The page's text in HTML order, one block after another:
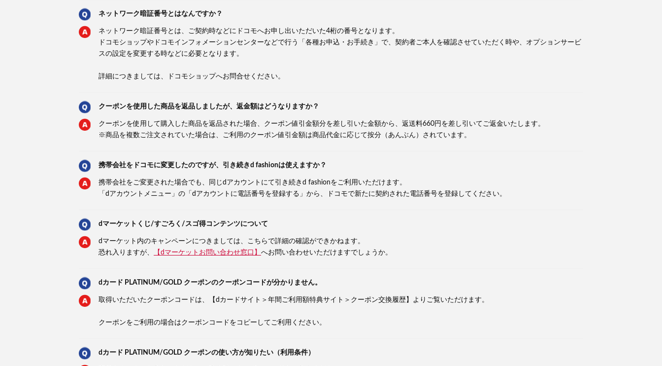
ネットワーク暗証番号とはなんですか？
ネットワーク暗証番号とは、ご契約時などにドコモへお申し出いただいた4桁の番号となります。
ドコモショップやドコモインフォメーションセンターなどで行う「各種お申込・お手続き」で、契約者ご本人を確認させていただく時や、オプションサービ
スの設定を変更する時などに必要となります。
詳細につきましては、ドコモショップへお問合せください。
クーポンを使用した商品を返品しましたが、返金額はどうなりますか？
クーポンを使用して購入した商品を返品された場合、クーポン値引金額分を差し引いた金額から、返送料660円を差し引いてご返金いたします。
※商品を複数ご注文されていた場合は、ご利用のクーポン値引金額は商品代金に応じて按分（あんぶん）されています。
携帯会社をドコモに変更したのですが、引き続きd fashionは使えますか？
携帯会社をご変更された場合でも、同じdアカウントにて引き続きd fashionをご利用いただけます。
「dアカウントメニュー」の「dアカウントに電話番号を登録する」から、ドコモで新たに契約された電話番号を登録してください。
dマーケットくじ/すごろく/スゴ得コンテンツについて
dマーケット内のキャンペーンにつきましては、こちらで詳細の確認ができかねます。
恐れ入りますが、
【dマーケットお問い合わせ窓口】 へお問い合わせいただけますでしょうか。
dカード PLATINUM/GOLD クーポンのクーポンコードが分かりません。
取得いただいたクーポンコードは、【dカードサイト＞年間ご利用額特典サイト＞クーポン交換履歴】よりご覧いただけます。
クーポンをご利用の場合はクーポンコードをコピーしてご利用ください。
dカード PLATINUM/GOLD クーポンの使い方が知りたい（利用条件）